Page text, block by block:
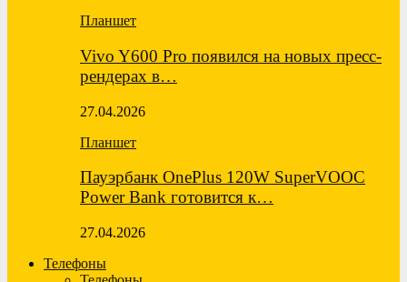
Планшет
Vivo Y600 Pro появился на новых пресс-
рендерах в…
27.04.2026
Планшет
Пауэрбанк OnePlus 120W SuperVOOC
Power Bank готовится к…
27.04.2026
Телефоны